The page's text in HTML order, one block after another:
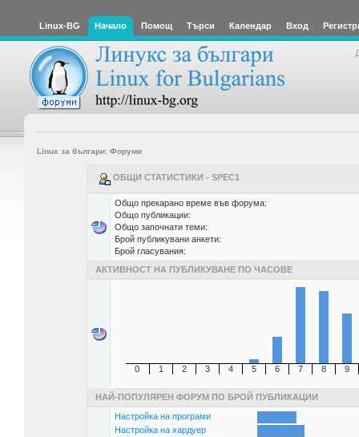
Linux-BG Начало Помощ Търси Календар Вход
Linux за българи: Форуми
ОБЩИ СТАТИСТИКИ - SPEC1
Общо прекарано време във форума:
Общо публикации:
Общо започнати теми:
Брой публикувани анкети:
Брой гласувания:
АКТИВНОСТ НА ПУБЛИКУВАНЕ ПО ЧАСОВЕ
0 1 2 3 4 5 6 7 8 9
НАЙ-ПОПУЛЯРЕН ФОРУМ ПО БРОЙ ПУБЛИКАЦИИ
Настройка на програми
Настройка на хардуер